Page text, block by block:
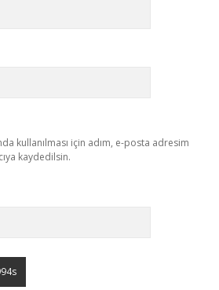
kullanılması için adım, e-posta adresim
kaydedilsin.